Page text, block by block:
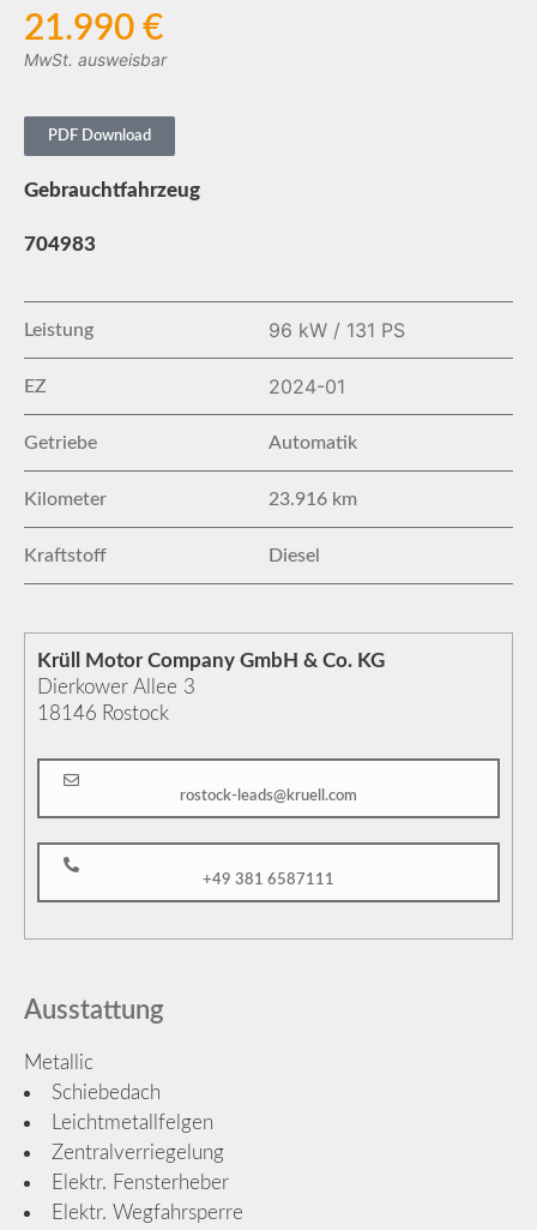
21.990 €
MwSt. ausweisbar
PDF Download
Gebrauchtfahrzeug
704983
Leistung 96 kW / 131 PS
EZ 2024-01
Getriebe Automatik
Kilometer 23.916 km
Kraftstoff Diesel
Krüll Motor Company GmbH & Co. KG
Dierkower Allee 3
18146 Rostock
rostock-leads@kruell.com
+49 381 6587111
Ausstattung
Metallic
Schiebedach
Leichtmetallfelgen
Zentralverriegelung
Elektr. Fensterheber
Elektr. Wegfahrsperre